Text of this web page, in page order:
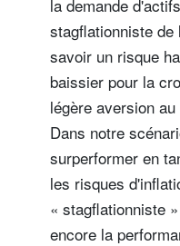
la demande
stagflationniste de
savoir un risque
baissier pour la
légère aversion
Dans notre
surperformer en
les risques
« stagflationniste
encore la